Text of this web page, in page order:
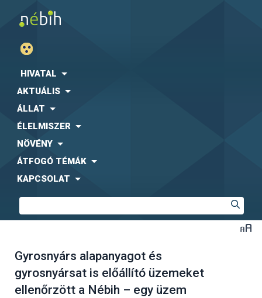
HIVATAL
AKTUÁLIS
ÁLLAT
ÉLELMISZER
NÖVÉNY
ÁTFOGÓ TÉMÁK
KAPCSOLAT
Gyrosnyárs alapanyagot és
gyrosnyársat is előállító üzemeket
ellenőrzött a Nébih – egy üzem